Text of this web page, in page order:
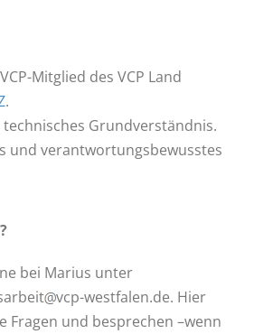
Mitglied des VCP Land
.
Grundverständnis.
und verantwortungsbewusstes
bei Marius unter
vcp-westfalen.de. Hier
Fragen und besprechen –wenn